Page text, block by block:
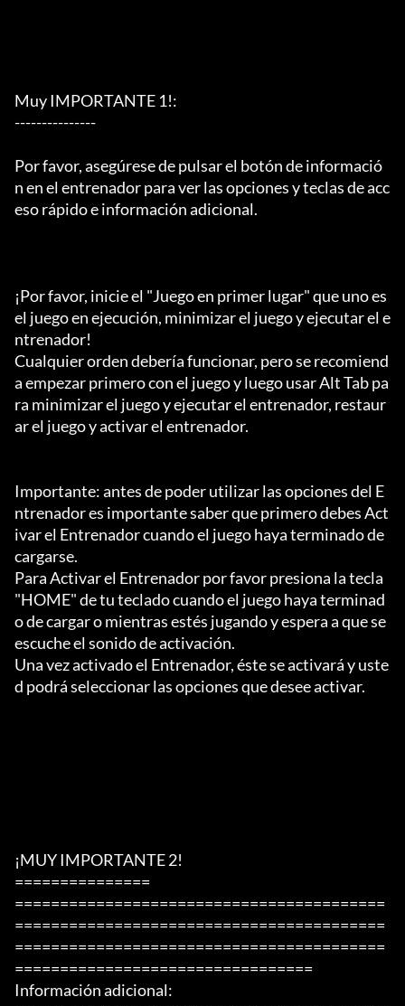
Muy IMPORTANTE 1!:
---------------
Por favor, asegúrese de pulsar el botón de informació
n en el entrenador para ver las opciones y teclas de acc
eso rápido e información adicional.
¡Por favor, inicie el "Juego en primer lugar" que uno es
el juego en ejecución, minimizar el juego y ejecutar el e
ntrenador!
Cualquier orden debería funcionar, pero se recomiend
a empezar primero con el juego y luego usar Alt Tab pa
ra minimizar el juego y ejecutar el entrenador, restaur
ar el juego y activar el entrenador.
Importante: antes de poder utilizar las opciones del E
ntrenador es importante saber que primero debes Act
ivar el Entrenador cuando el juego haya terminado de
cargarse.
Para Activar el Entrenador por favor presiona la tecla
"HOME" de tu teclado cuando el juego haya terminad
o de cargar o mientras estés jugando y espera a que se
escuche el sonido de activación.
Una vez activado el Entrenador, éste se activará y uste
d podrá seleccionar las opciones que desee activar.
¡MUY IMPORTANTE 2!
===============
=========================================
=========================================
=========================================
=================================
Información adicional: